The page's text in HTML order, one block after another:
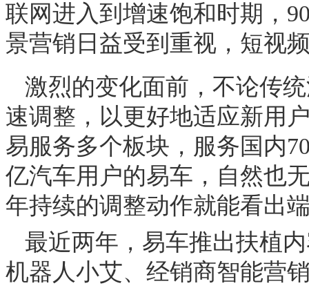
联网进入到增速饱和时期，
景营销日益受到重视，短视
激烈的变化面前，不论传
速调整，以更好地适应新用
易服务多个板块，服务国内
亿汽车用户的易车，自然也
年持续的调整动作就能看出
最近两年，易车推出扶植
机器人小艾、经销商智能营